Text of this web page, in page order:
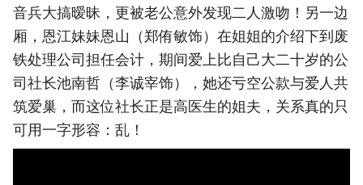
音兵大搞暧昧，更被老公意外发现二人激吻！另一边
厢，恩江妹妹恩山（郑侑敏饰）在姐姐的介绍下到废
铁处理公司担任会计，期间爱上比自己大二十岁的公
司社长池南哲（李诚宰饰），她还亏空公款与爱人共
筑爱巢，而这位社长正是高医生的姐夫，关系真的只
可用一字形容：乱！